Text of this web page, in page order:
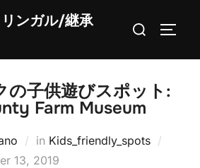
ンガル/継承
Search
の子供遊びスポット:
Farm Museum
in Kids_friendly_spots
13, 2019